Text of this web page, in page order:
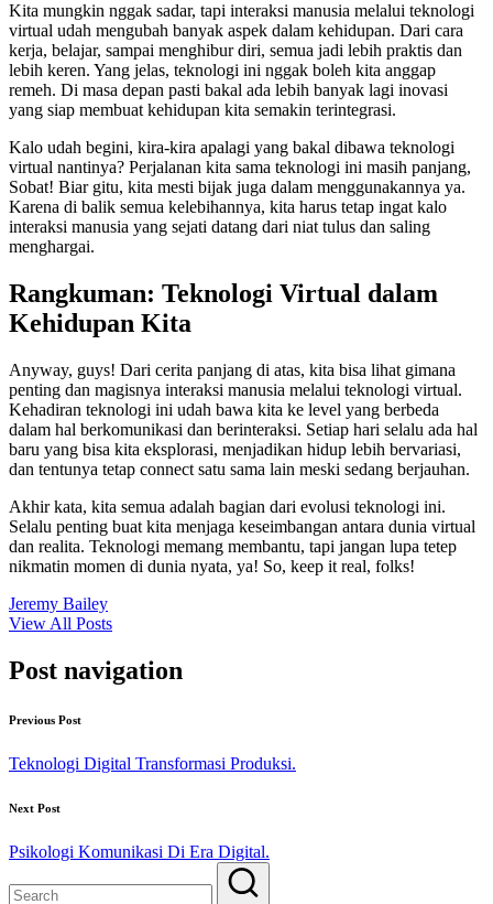
Kita mungkin nggak sadar, tapi interaksi manusia melalui teknologi
virtual udah mengubah banyak aspek dalam kehidupan. Dari cara
kerja, belajar, sampai menghibur diri, semua jadi lebih praktis dan
lebih keren. Yang jelas, teknologi ini nggak boleh kita anggap
remeh. Di masa depan pasti bakal ada lebih banyak lagi inovasi
yang siap membuat kehidupan kita semakin terintegrasi.
Kalo udah begini, kira-kira apalagi yang bakal dibawa teknologi
virtual nantinya? Perjalanan kita sama teknologi ini masih panjang,
Sobat! Biar gitu, kita mesti bijak juga dalam menggunakannya ya.
Karena di balik semua kelebihannya, kita harus tetap ingat kalo
interaksi manusia yang sejati datang dari niat tulus dan saling
menghargai.
Rangkuman: Teknologi Virtual dalam
Kehidupan Kita
Anyway, guys! Dari cerita panjang di atas, kita bisa lihat gimana
penting dan magisnya interaksi manusia melalui teknologi virtual.
Kehadiran teknologi ini udah bawa kita ke level yang berbeda
dalam hal berkomunikasi dan berinteraksi. Setiap hari selalu ada hal
baru yang bisa kita eksplorasi, menjadikan hidup lebih bervariasi,
dan tentunya tetap connect satu sama lain meski sedang berjauhan.
Akhir kata, kita semua adalah bagian dari evolusi teknologi ini.
Selalu penting buat kita menjaga keseimbangan antara dunia virtual
dan realita. Teknologi memang membantu, tapi jangan lupa tetep
nikmatin momen di dunia nyata, ya! So, keep it real, folks!
Jeremy Bailey
View All Posts
Post navigation
Previous Post
Teknologi Digital Transformasi Produksi.
Next Post
Psikologi Komunikasi Di Era Digital.